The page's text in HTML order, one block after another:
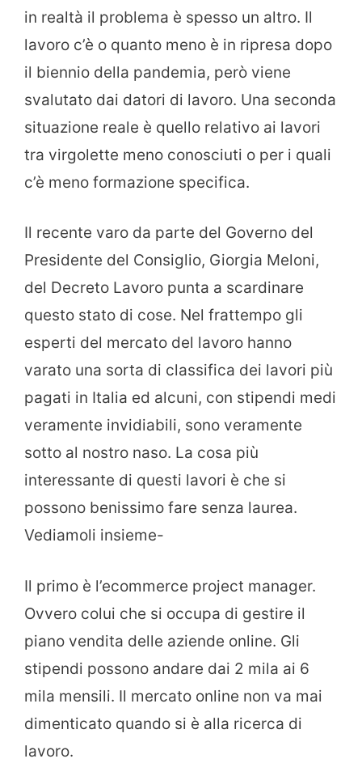
in realtà il problema è spesso un altro. Il
lavoro c’è o quanto meno è in ripresa dopo
il biennio della pandemia, però viene
svalutato dai datori di lavoro. Una seconda
situazione reale è quello relativo ai lavori
tra virgolette meno conosciuti o per i quali
c’è meno formazione specifica.
Il recente varo da parte del Governo del
Presidente del Consiglio, Giorgia Meloni,
del Decreto Lavoro punta a scardinare
questo stato di cose. Nel frattempo gli
esperti del mercato del lavoro hanno
varato una sorta di classifica dei lavori più
pagati in Italia ed alcuni, con stipendi medi
veramente invidiabili, sono veramente
sotto al nostro naso. La cosa più
interessante di questi lavori è che si
possono benissimo fare senza laurea.
Vediamoli insieme-
Il primo è l’ecommerce project manager.
Ovvero colui che si occupa di gestire il
piano vendita delle aziende online. Gli
stipendi possono andare dai 2 mila ai 6
mila mensili. Il mercato online non va mai
dimenticato quando si è alla ricerca di
lavoro.